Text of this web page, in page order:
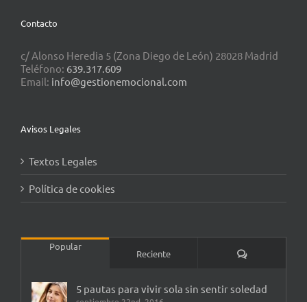
Contacto
c/ Alonso Heredia 5 (Zona Diego de León) 28028 Madrid
Teléfono: 639.317.609
Email: info@gestionemocional.com
Avisos Legales
Textos Legales
Política de cookies
Popular
Reciente Comentarios
5 pautas para vivir sola sin sentir soledad